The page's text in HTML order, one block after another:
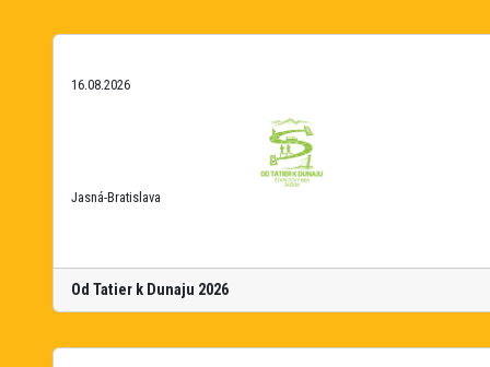
16.08.2026
Jasná-Bratislava
Od Tatier k Dunaju 2026